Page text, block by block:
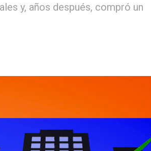
y, años después, compró un